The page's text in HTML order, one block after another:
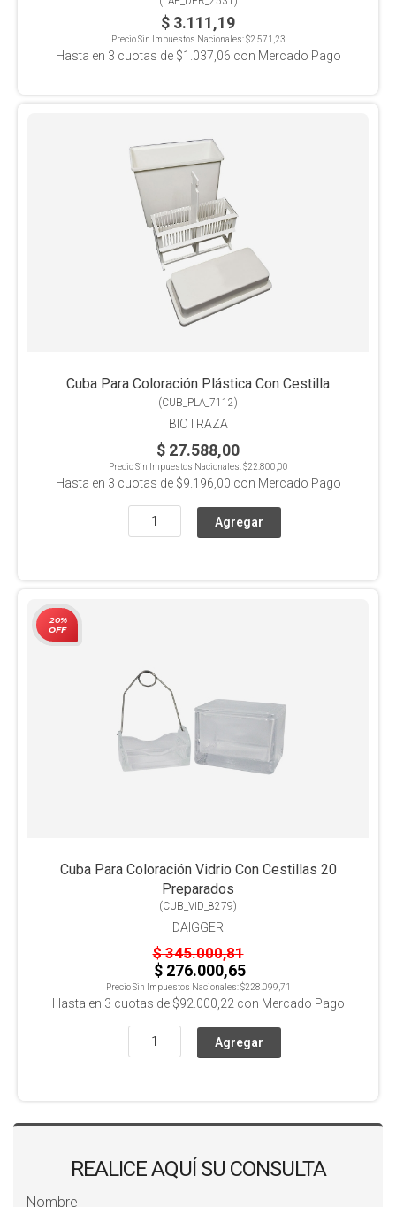
$ 3.111,19
Precio Sin Impuestos Nacionales:$2.571,23
Hasta en 3 cuotas de $1.037,06 con Mercado Pago
Cuba Para Coloración Plástica Con Cestilla
(CUB_PLA_7112)
BIOTRAZA
$ 27.588,00
Precio Sin Impuestos Nacionales:$22.800,00
Hasta en 3 cuotas de $9.196,00 con Mercado Pago
20%
OFF
Cuba Para Coloración Vidrio Con Cestillas 20
Preparados
(CUB_VID_8279)
DAIGGER
$ 345.000,81
$ 276.000,65
Precio Sin Impuestos Nacionales:$228.099,71
Hasta en 3 cuotas de $92.000,22con Mercado Pago
REALICE AQUÍ SU CONSULTA
Nombre